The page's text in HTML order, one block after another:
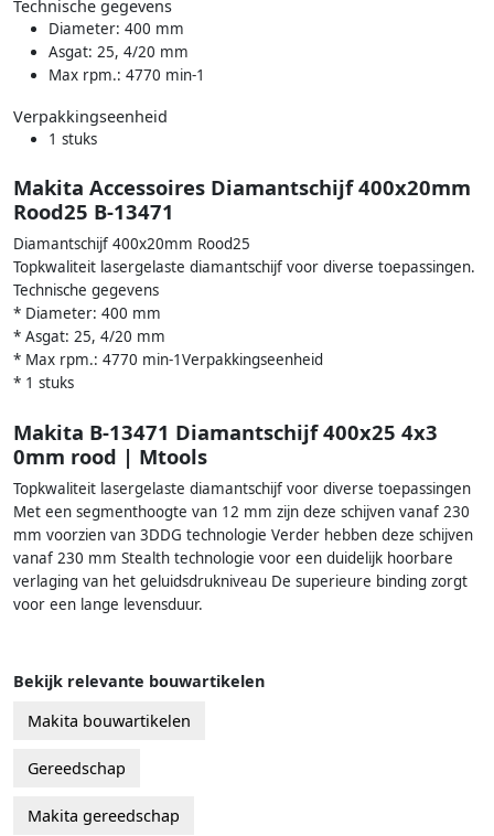
Technische gegevens
Diameter: 400 mm
Asgat: 25, 4/20 mm
Max rpm.: 4770 min-1
Verpakkingseenheid
1 stuks
Makita Accessoires Diamantschijf 400x20mm
Rood25 B-13471
Diamantschijf 400x20mm Rood25
Topkwaliteit lasergelaste diamantschijf voor diverse toepassingen.
Technische gegevens
* Diameter: 400 mm
* Asgat: 25, 4/20 mm
* Max rpm.: 4770 min-1Verpakkingseenheid
* 1 stuks
Makita B-13471 Diamantschijf 400x25 4x3
0mm rood | Mtools
Topkwaliteit lasergelaste diamantschijf voor diverse toepassingen
Met een segmenthoogte van 12 mm zijn deze schijven vanaf 230
mm voorzien van 3DDG technologie Verder hebben deze schijven
vanaf 230 mm Stealth technologie voor een duidelijk hoorbare
verlaging van het geluidsdrukniveau De superieure binding zorgt
voor een lange levensduur.
Bekijk relevante bouwartikelen
Makita bouwartikelen
Gereedschap
Makita gereedschap